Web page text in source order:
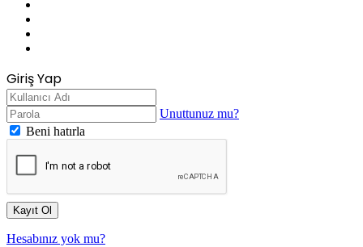
Giriş Yap
Unuttunuz mu?
Beni hatırla
Kayıt Ol
Hesabınız yok mu?